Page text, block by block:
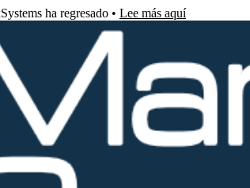
ha regresado • Lee más aquí